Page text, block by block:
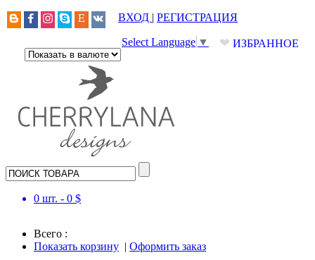
ВХОД | РЕГИСТРАЦИЯ
❤ ИЗБРАННОЕ
Select Language ▼
0 шт. - 0 $
Всего :
Показать корзину | Оформить заказ